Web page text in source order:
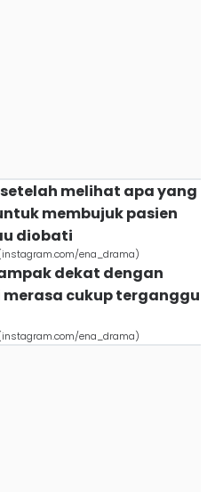
setelah melihat apa yang
membujuk pasien
diobati
ena_drama)
dekat dengan
merasa cukup terganggu
ena_drama)